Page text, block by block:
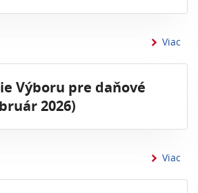
Viac
Výboru pre daňové
2026)
Viac